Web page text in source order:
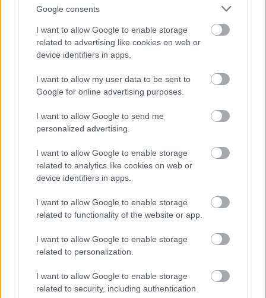
Google consents
I want to allow Google to enable storage
related to advertising like cookies on web or
device identifiers in apps.
I want to allow my user data to be sent to
Google for online advertising purposes.
I want to allow Google to send me
personalized advertising.
I want to allow Google to enable storage
related to analytics like cookies on web or
device identifiers in apps.
I want to allow Google to enable storage
related to functionality of the website or app.
I want to allow Google to enable storage
related to personalization.
I want to allow Google to enable storage
related to security, including authentication
2026 május 25. 11:05
Mikor érezted utoljára azt, hogy a közösségi
médiában töltött idő után jobban érzed magad,
mint előtte?
Unmute Loaded:
Az eddig sem volt különösebben nagy titok, hogy a
végeláthatatlan görgetés tényleg ronthatja a közérzetet,
mindannyian érezzük, de egy kutatás most rámutatott,
Csak "öt percre" megnyitni az Instagramot vagy a
TikTokot, aztán órákkal később észrevenni, hogy az idő
az bizony nem állt meg önmagában egy ambivalens
magát, mint előtte, akkor tényleg komoly problémák
vannak.